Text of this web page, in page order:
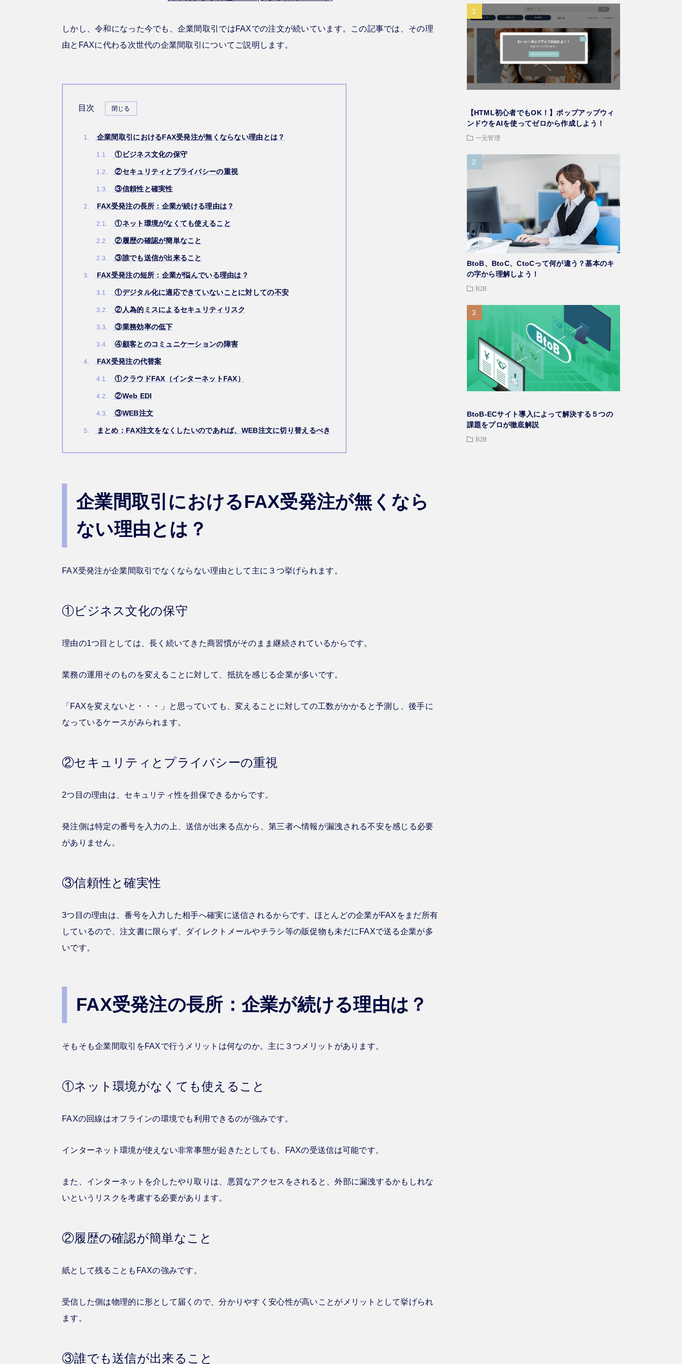
しかし、令和になった今でも、企業間取引ではFAXでの注文が続いています。この記事では、その理
由とFAXに代わる次世代の企業間取引についてご説明します。
目次
1. 企業間取引におけるFAX受発注が無くならない理由とは？
1.1. ①ビジネス文化の保守
1.2. ②セキュリティとプライバシーの重視
1.3. ③信頼性と確実性
2. FAX受発注の長所：企業が続ける理由は？
2.1. ①ネット環境がなくても使えること
2.2. ②履歴の確認が簡単なこと
2.3. ③誰でも送信が出来ること
3. FAX受発注の短所：企業が悩んでいる理由は？
3.1. ①デジタル化に適応できていないことに対しての不安
3.2. ②人為的ミスによるセキュリティリスク
3.3. ③業務効率の低下
3.4. ④顧客とのコミュニケーションの障害
4. FAX受発注の代替案
4.1. ①クラウドFAX（インターネットFAX）
4.2. ②Web EDI
4.3. ③WEB注文
5. まとめ：FAX注文をなくしたいのであれば、WEB注文に切り替えるべき
企業間取引におけるFAX受発注が無くなら
ない理由とは？
FAX受発注が企業間取引でなくならない理由として主に３つ挙げられます。
①ビジネス文化の保守
理由の1つ目としては、長く続いてきた商習慣がそのまま継続されているからです。
業務の運用そのものを変えることに対して、抵抗を感じる企業が多いです。
「FAXを変えないと・・・」と思っていても、変えることに対しての工数がかかると予測し、後手に
なっているケースがみられます。
②セキュリティとプライバシーの重視
2つ目の理由は、セキュリティ性を担保できるからです。
発注側は特定の番号を入力の上、送信が出来る点から、第三者へ情報が漏洩される不安を感じる必要
がありません。
③信頼性と確実性
3つ目の理由は、番号を入力した相手へ確実に送信されるからです。ほとんどの企業がFAXをまだ所有
しているので、注文書に限らず、ダイレクトメールやチラシ等の販促物も未だにFAXで送る企業が多
いです。
FAX受発注の長所：企業が続ける理由は？
そもそも企業間取引をFAXで行うメリットは何なのか。主に３つメリットがあります。
①ネット環境がなくても使えること
FAXの回線はオフラインの環境でも利用できるのが強みです。
インターネット環境が使えない非常事態が起きたとしても、FAXの受送信は可能です。
また、インターネットを介したやり取りは、悪質なアクセスをされると、外部に漏洩するかもしれな
いというリスクを考慮する必要があります。
②履歴の確認が簡単なこと
紙として残ることもFAXの強みです。
受信した側は物理的に形として届くので、分かりやすく安心性が高いことがメリットとして挙げられ
ます。
③誰でも送信が出来ること
【HTML初心者でもOK！】ポップアップウィ
ンドウをAIを使ってゼロから作成しよう！
一元管理
BtoB、BtoC、CtoCって何が違う？基本のキ
の字から理解しよう！
B2B
BtoB-ECサイト導入によって解決する５つの
課題をプロが徹底解説
B2B